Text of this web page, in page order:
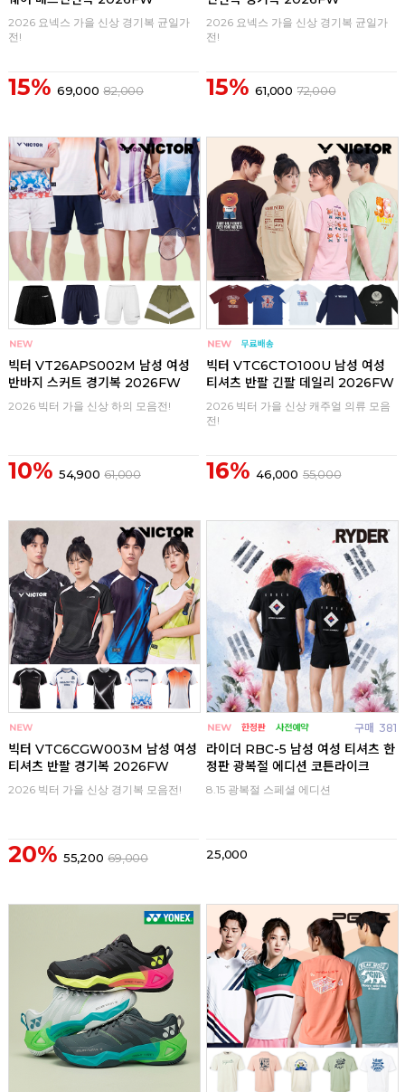
2026 요넥스 가을 신상 경기복 균일가
전!
15% 69,000 82,000
2026 요넥스 가을 신상 경기복 균일가
전!
15% 61,000 72,000
빅터 VT26APS002M 남성 여성
반바지 스커트 경기복 2026FW
2026 빅터 가을 신상 하의 모음전!
10% 54,900 61,000
빅터 VTC6CTO100U 남성 여성
티셔츠 반팔 긴팔 데일리 2026FW
2026 빅터 가을 신상 캐주얼 의류 모음
전!
16% 46,000 55,000
빅터 VTC6CGW003M 남성 여성
티셔츠 반팔 경기복 2026FW
2026 빅터 가을 신상 경기복 모음전!
20% 55,200 69,000
구매 381
라이더 RBC-5 남성 여성 티셔츠 한
정판 광복절 에디션 코튼라이크
8.15 광복절 스페셜 에디션
25,000